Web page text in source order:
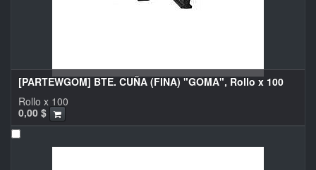
[PARTEWGOM] BTE. CUÑA (FINA) "GOMA", Rollo x 100
0,00 $
Rollo x 100